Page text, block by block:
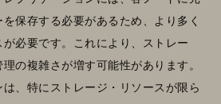
保存する必要があるため、より多く
必要です。これにより、ストレー
の複雑さが増す可能性があります。
、特にストレージ・リソースが限ら